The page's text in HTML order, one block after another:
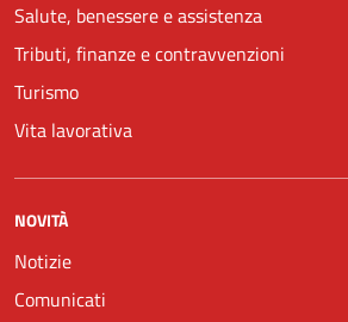
Salute, benessere e assistenza
Tributi, finanze e contravvenzioni
Turismo
Vita lavorativa
NOVITÀ
Notizie
Comunicati